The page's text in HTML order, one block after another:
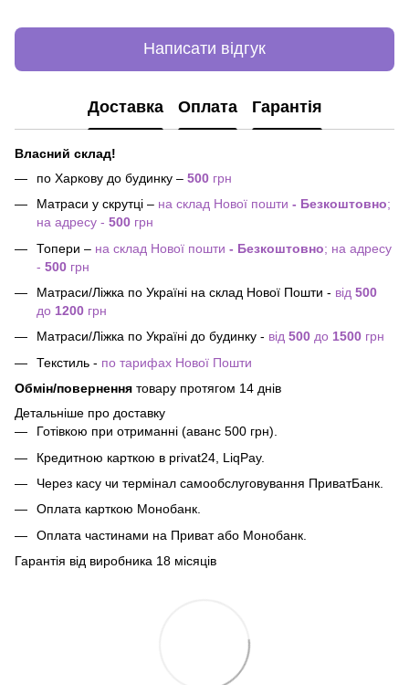
Написати відгук
Доставка Оплата Гарантія
Власний склад!
по Харкову до будинку – 500 грн
Матраси у скрутці – на склад Нової пошти - Безкоштовно;
на адресу - 500 грн
Топери – на склад Нової пошти - Безкоштовно; на адресу
- 500 грн
Матраси/Ліжка по Україні на склад Нової Пошти - від 500
до 1200 грн
Матраси/Ліжка по Україні до будинку - від 500 до 1500 грн
Текстиль - по тарифах Нової Пошти
Обмін/повернення товару протягом 14 днів
Детальніше про доставку
Готівкою при отриманні (аванс 500 грн).
Кредитною карткою в privat24, LiqPay.
Через касу чи термінал самообслуговування ПриватБанк.
Оплата карткою Монобанк.
Оплата частинами на Приват або Монобанк.
Гарантія від виробника 18 місяців